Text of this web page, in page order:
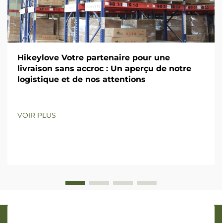
Hikeylove Votre partenaire pour une
livraison sans accroc : Un aperçu de notre
logistique et de nos attentions
VOIR PLUS